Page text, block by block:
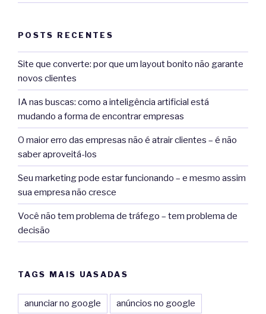
POSTS RECENTES
Site que converte: por que um layout bonito não garante
novos clientes
IA nas buscas: como a inteligência artificial está
mudando a forma de encontrar empresas
O maior erro das empresas não é atrair clientes – é não
saber aproveitá-los
Seu marketing pode estar funcionando – e mesmo assim
sua empresa não cresce
Você não tem problema de tráfego – tem problema de
decisão
TAGS MAIS UASADAS
anunciar no google anúncios no google